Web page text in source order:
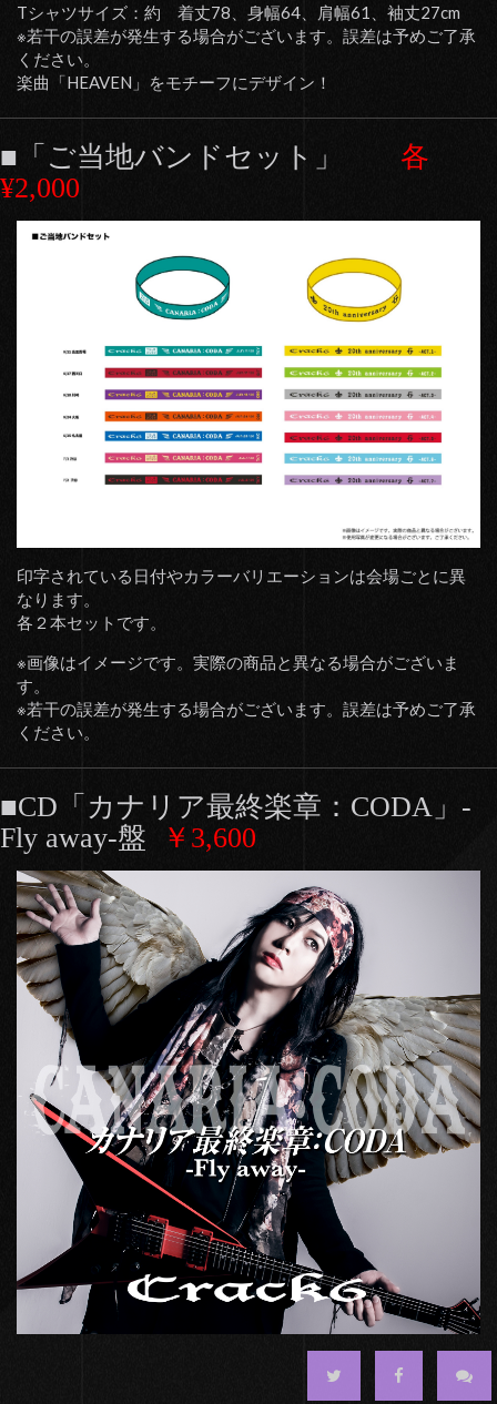
Tシャツサイズ：約 着丈78、身幅64、肩幅61、袖丈27cm
※若干の誤差が発生する場合がございます。誤差は予めご了承
ください。
楽曲「HEAVEN」をモチーフにデザイン！
■「ご当地バンドセット」 各
¥2,000
印字されている日付やカラーバリエーションは会場ごとに異
なります。
各２本セットです。
※画像はイメージです。実際の商品と異なる場合がございま
す。
※若干の誤差が発生する場合がございます。誤差は予めご了承
ください。
■CD「カナリア最終楽章：CODA」-
Fly away-盤
￥3,600